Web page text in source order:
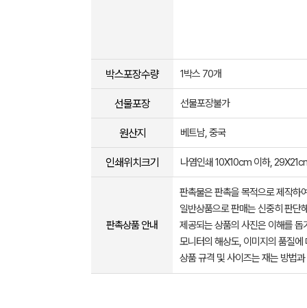
박스포장수량 1박스 70개
선물포장 선물포장불가
원산지 베트남, 중국
인쇄위치크기 나염인쇄 10X10cm 이하,
판촉상품 안내
판촉물은 판촉을 목적으로 제작하
일반상품으로 판매는 신중히 판단
제공되는 상품의 사진은 이해를
모니터의 해상도, 이미지의 품질
상품 규격 및 사이즈는 재는 방법